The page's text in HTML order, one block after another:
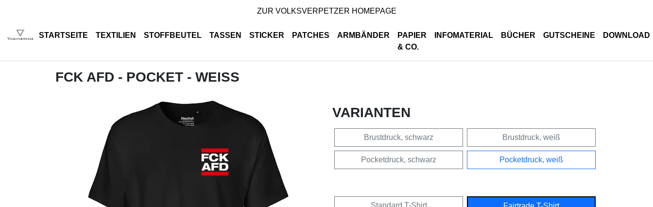
ZUR VOLKSVERPETZER HOMEPAGE
STARTSEITE TEXTILIEN STOFFBEUTEL TASSEN STICKER PATCHES ARMBÄNDER
PAPIER
& CO.
INFOMATERIAL BÜCHER GUTSCHEINE DOWNLOAD
FCK AFD - POCKET - WEISS
VARIANTEN
Brustdruck, schwarz Brustdruck, weiß
Pocketdruck, schwarz Pocketdruck, weiß
Standard T-Shirt